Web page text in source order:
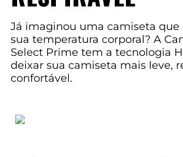
Já imaginou uma camiseta que
sua temperatura corporal? A
Select Prime tem a tecnologia
deixar sua camiseta mais leve,
confortável.